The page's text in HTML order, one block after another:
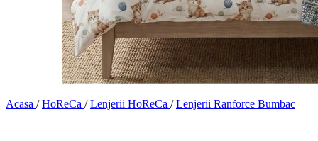
Acasa / HoReCa / Lenjerii HoReCa / Lenjerii Ranforce Bumbac